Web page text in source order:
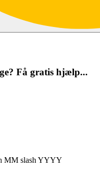
Få gratis hjælp...
MM slash YYYY